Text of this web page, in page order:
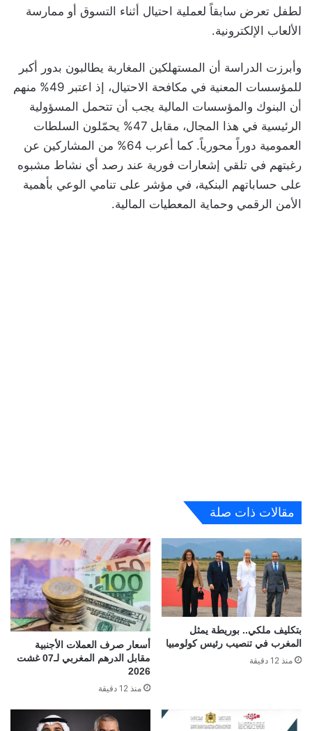
لطفل تعرض سابقاً لعملية احتيال أثناء التسوق أو ممارسة
الألعاب الإلكترونية.
وأبرزت الدراسة أن المستهلكين المغاربة يطالبون بدور أكبر
للمؤسسات المعنية في مكافحة الاحتيال، إذ اعتبر 49% منهم
أن البنوك والمؤسسات المالية يجب أن تتحمل المسؤولية
الرئيسية في هذا المجال، مقابل 47% يحمّلون السلطات
العمومية دوراً محورياً. كما أعرب 64% من المشاركين عن
رغبتهم في تلقي إشعارات فورية عند رصد أي نشاط مشبوه
على حساباتهم البنكية، في مؤشر على تنامي الوعي بأهمية
الأمن الرقمي وحماية المعطيات المالية.
مقالات ذات صلة
بتكليف ملكي.. بوريطة يمثل
المغرب في تنصيب رئيس كولومبيا
منذ 12 دقيقة
أسعار صرف العملات الأجنبية
مقابل الدرهم المغربي لـ07 غشت
2026
منذ 12 دقيقة